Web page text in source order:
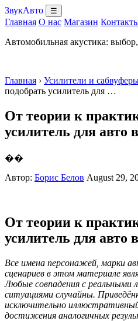
ЗвукАвто ☰
Главная О нас Магазин
Автомобильная акустика:
Главная › Усилители и
подобрать усилитель для …
От теории к
усилитель для авто
��
Автор: Борис Белов August 29,
От теории к
усилитель для авто
Все имена персонажей, марки
сценариев в этом материале
Любые совпадения с реальными
ситуациями случайны.
исключительно
достижения аналогичных